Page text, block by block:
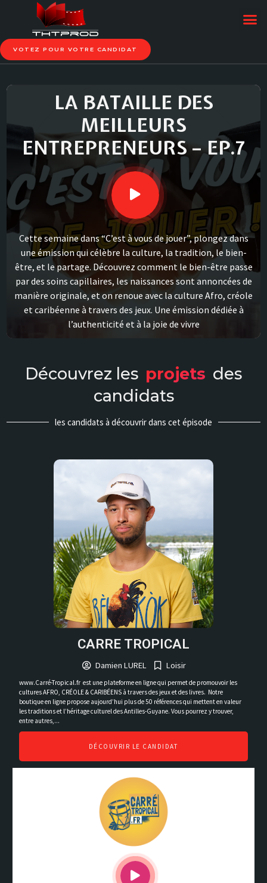
VOTEZ POUR VOTRE CANDIDAT
LA BATAILLE DES
MEILLEURS
ENTREPRENEURS – EP.7
Cette semaine dans “C’est à vous de jouer”, plongez dans
une émission qui célèbre la culture, la tradition, le bien-
être, et le partage. Découvrez comment le bien-être passe
par des soins capillaires, les naissances sont annoncées de
manière originale, et on renoue avec la culture Afro, créole
et caribéenne à travers des jeux. Une émission dédiée à
l’authenticité et à la joie de vivre
Découvrez les projets des
candidats
les candidats à découvrir dans cet épisode
CARRE TROPICAL
Damien LUREL Loisir
www.Carré-Tropical.fr est une plateforme en ligne qui permet de promouvoir les
cultures AFRO, CRÉOLE & CARIBÉENS à travers des jeux et des livres. Notre
boutique en ligne propose aujourd’hui plus de 50 références qui mettent en valeur
les traditions et l’héritage culturel des Antilles-Guyane. Vous pourrez y trouver,
entre autres,...
DÉCOUVRIR LE CANDIDAT